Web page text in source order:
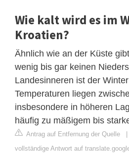
Wie kalt wird es im
Kroatien?
Ähnlich wie an der Küste
wenig bis gar keinen
Landesinneren ist der
Temperaturen liegen
insbesondere in höheren
häufig zu mäßigem bis
Antrag auf Entfernung der Quelle
vollständige Antwort auf